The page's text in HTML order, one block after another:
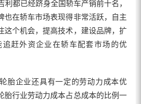
利都已经跻身全国轿车产销前十名，
也在轿车市场表现得非常活跃，自主
这个机会，提高技术，建设品牌，扩
赶外资企业在轿车配套市场的优
企业还具有一定的劳动力成本优
胎行业劳动力成本占总成本的比例一